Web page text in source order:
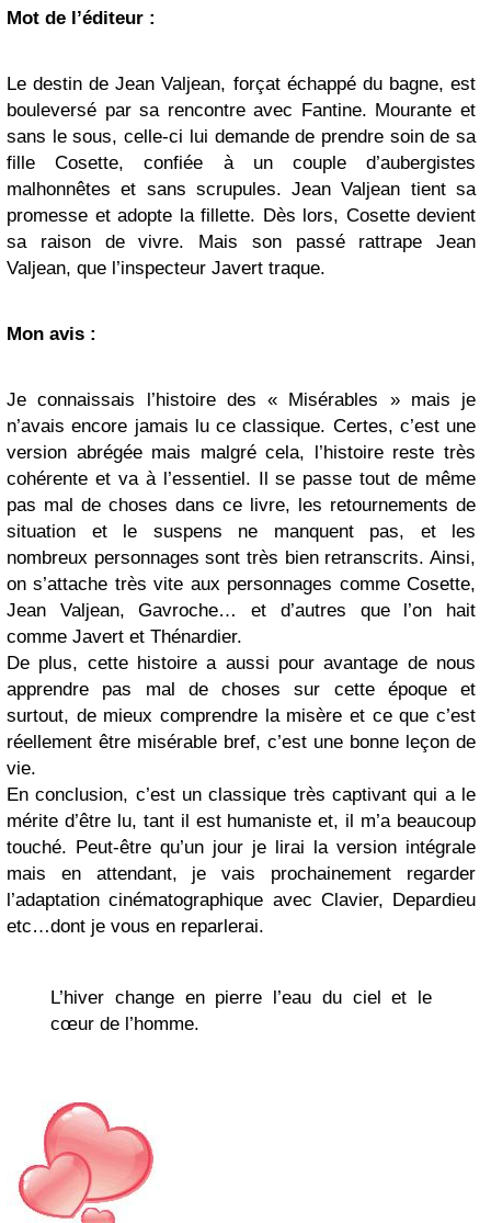
Mot de l’éditeur :
Le destin de Jean Valjean, forçat échappé du bagne, est
bouleversé par sa rencontre avec Fantine. Mourante et
sans le sous, celle-ci lui demande de prendre soin de sa
fille Cosette, confiée à un couple d’aubergistes
malhonnêtes et sans scrupules. Jean Valjean tient sa
promesse et adopte la fillette. Dès lors, Cosette devient
sa raison de vivre. Mais son passé rattrape Jean
Valjean, que l’inspecteur Javert traque.
Mon avis :
Je connaissais l’histoire des « Misérables » mais je
n’avais encore jamais lu ce classique. Certes, c’est une
version abrégée mais malgré cela, l’histoire reste très
cohérente et va à l’essentiel. Il se passe tout de même
pas mal de choses dans ce livre, les retournements de
situation et le suspens ne manquent pas, et les
nombreux personnages sont très bien retranscrits. Ainsi,
on s’attache très vite aux personnages comme Cosette,
Jean Valjean, Gavroche… et d’autres que l’on hait
comme Javert et Thénardier.
De plus, cette histoire a aussi pour avantage de nous
apprendre pas mal de choses sur cette époque et
surtout, de mieux comprendre la misère et ce que c’est
réellement être misérable bref, c’est une bonne leçon de
vie.
En conclusion, c’est un classique très captivant qui a le
mérite d’être lu, tant il est humaniste et, il m’a beaucoup
touché. Peut-être qu’un jour je lirai la version intégrale
mais en attendant, je vais prochainement regarder
l’adaptation cinématographique avec Clavier, Depardieu
etc…dont je vous en reparlerai.
L’hiver change en pierre l’eau du ciel et le
cœur de l’homme.